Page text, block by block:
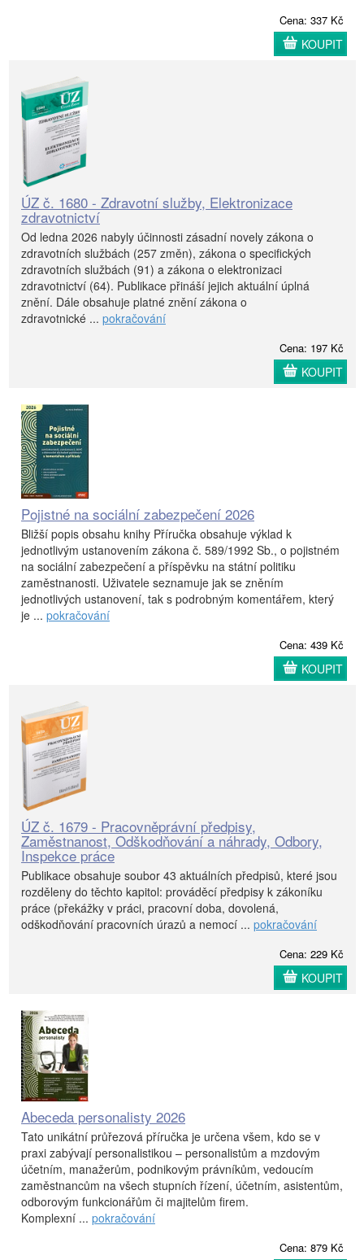
Cena: 337 Kč
KOUPIT
ÚZ č. 1680 - Zdravotní služby, Elektronizace
zdravotnictví
Od ledna 2026 nabyly účinnosti zásadní novely zákona o
zdravotních službách (257 změn), zákona o specifických
zdravotních službách (91) a zákona o elektronizaci
zdravotnictví (64). Publikace přináší jejich aktuální úplná
znění. Dále obsahuje platné znění zákona o
zdravotnické ... pokračování
Cena: 197 Kč
KOUPIT
Pojistné na sociální zabezpečení 2026
Bližší popis obsahu knihy Příručka obsahuje výklad k
jednotlivým ustanovením zákona č. 589/1992 Sb., o pojistném
na sociální zabezpečení a příspěvku na státní politiku
zaměstnanosti. Uživatele seznamuje jak se zněním
jednotlivých ustanovení, tak s podrobným komentářem, který
je ... pokračování
Cena: 439 Kč
KOUPIT
ÚZ č. 1679 - Pracovněprávní předpisy,
Zaměstnanost, Odškodňování a náhrady, Odbory,
Inspekce práce
Publikace obsahuje soubor 43 aktuálních předpisů, které jsou
rozděleny do těchto kapitol: prováděcí předpisy k zákoníku
práce (překážky v práci, pracovní doba, dovolená,
odškodňování pracovních úrazů a nemocí ... pokračování
Cena: 229 Kč
KOUPIT
Abeceda personalisty 2026
Tato unikátní průřezová příručka je určena všem, kdo se v
praxi zabývají personalistikou – personalistům a mzdovým
účetním, manažerům, podnikovým právníkům, vedoucím
zaměstnancům na všech stupních řízení, účetním, asistentům,
odborovým funkcionářům či majitelům firem.
Komplexní ... pokračování
Cena: 879 Kč